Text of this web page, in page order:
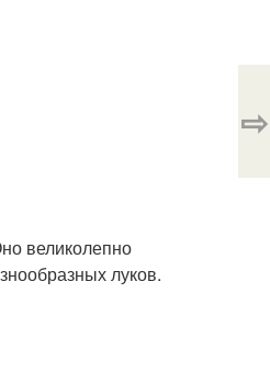
великолепно
луков.
⇨